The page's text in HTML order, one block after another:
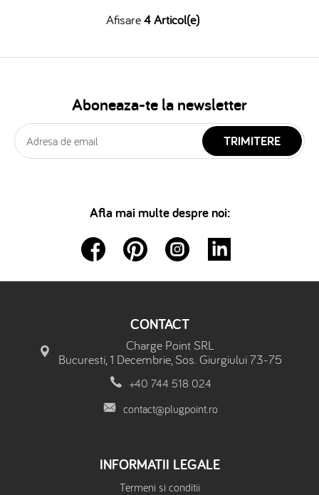
Afisare4 Articol(e)
Aboneaza-te la newsletter
TRIMITERE
Afla mai multe despre noi:
CONTACT
Charge Point SRL
Bucuresti, 1 Decembrie, Sos. Giurgiului 73-75
+40 744 518 024
contact@plugpoint.ro
INFORMATII LEGALE
Termeni si conditii